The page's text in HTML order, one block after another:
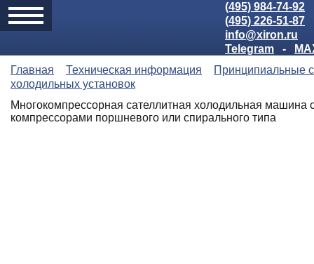
(495) 984-74-92
(495) 226-51-87
info@xiron.ru
Telegram
-
Главная
Техническая информация
Принципиальные
холодильных установок
Многокомпрессорная сателлитная холодильная машина
компрессорами поршневого или спирального типа